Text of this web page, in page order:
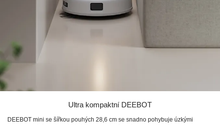
Ultra kompaktní DEEBOT
DEEBOT mini se šířkou pouhých 28,6 cm se snadno pohybuje úzkými